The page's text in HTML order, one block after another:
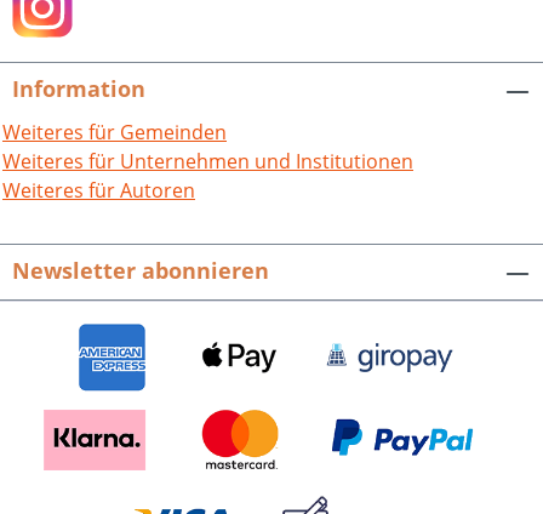
Information
Weiteres für Gemeinden
Weiteres für Unternehmen und Institutionen
Weiteres für Autoren
Newsletter abonnieren